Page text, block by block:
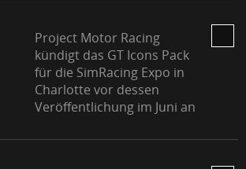
Project Motor Racing
kündigt das GT Icons Pack
für die SimRacing Expo in
Charlotte vor dessen
Veröffentlichung im Juni an